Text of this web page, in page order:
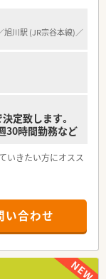
生を卒業するまで
幅広い年齢層の方
ジム運営なども手掛
旭川駅 (JR宗谷本線)／
定致します。
30時間勤務など
いきたい方にオスス
っかりご指導いたし
い合わせ